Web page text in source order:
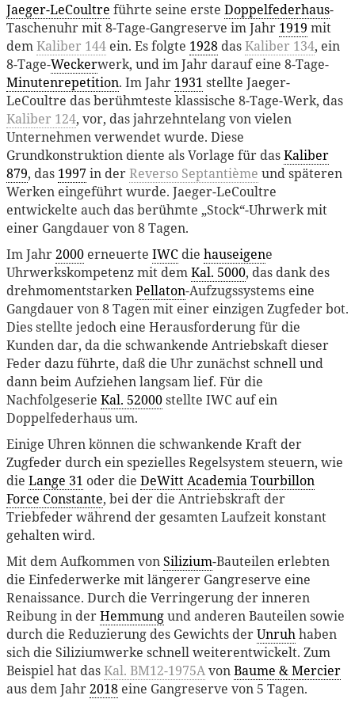
Jaeger-LeCoultre führte seine erste Doppelfederhaus-
Taschenuhr mit 8-Tage-Gangreserve im Jahr 1919 mit
demKaliber 144 ein. Es folgte 1928 dasKaliber 134, ein
8-Tage-Weckerwerk, und im Jahr darauf eine 8-Tage-
Minutenrepetition. Im Jahr 1931 stellte Jaeger-
LeCoultre das berühmteste klassische 8-Tage-Werk, das
Kaliber 124, vor, das jahrzehntelang von vielen
Unternehmen verwendet wurde. Diese
Grundkonstruktion diente als Vorlage für dasKaliber
879, das 1997in derReverso Septantième und späteren
Werken eingeführt wurde. Jaeger-LeCoultre
entwickelte auch das berühmte „Stock“-Uhrwerk mit
einer Gangdauer von 8 Tagen.
Im Jahr2000 erneuerte IWC die hauseigene
Uhrwerkskompetenz mit demKal. 5000, das dank des
drehmomentstarkenPellaton-Aufzugssystems eine
Gangdauer von 8 Tagen mit einer einzigen Zugfeder bot.
Dies stellte jedoch eine Herausforderung für die
Kunden dar, da die schwankende Antriebskaft dieser
Feder dazu führte, daß die Uhr zunächst schnell und
dann beim Aufziehen langsam lief. Für die
Nachfolgeserie Kal. 52000stellte IWC auf ein
Doppelfederhaus um.
Einige Uhren können die schwankende Kraft der
Zugfeder durch ein spezielles Regelsystem steuern, wie
die Lange 31 oder die DeWitt Academia Tourbillon
Force Constante, bei der die Antriebskraft der
Triebfeder während der gesamten Laufzeit konstant
gehalten wird.
Mit dem Aufkommen vonSilizium-Bauteilen erlebten
die Einfederwerke mit längerer Gangreserve eine
Renaissance. Durch die Verringerung der inneren
Reibung in derHemmungund anderen Bauteilen sowie
durch die Reduzierung des Gewichts derUnruhhaben
sich die Siliziumwerke schnell weiterentwickelt. Zum
Beispiel hat dasKal. BM12-1975AvonBaume & Mercier
aus dem Jahr2018 eine Gangreserve von 5 Tagen.